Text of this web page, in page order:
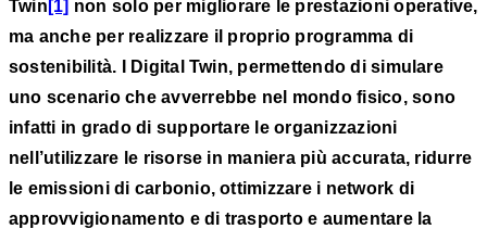
Twin [1] non solo per migliorare le prestazioni operative,
ma anche per realizzare il proprio programma di
sostenibilità. I Digital Twin, permettendo di simulare
uno scenario che avverrebbe nel mondo fisico, sono
infatti in grado di supportare le organizzazioni
nell’utilizzare le risorse in maniera più accurata, ridurre
le emissioni di carbonio, ottimizzare i network di
approvvigionamento e di trasporto e aumentare la